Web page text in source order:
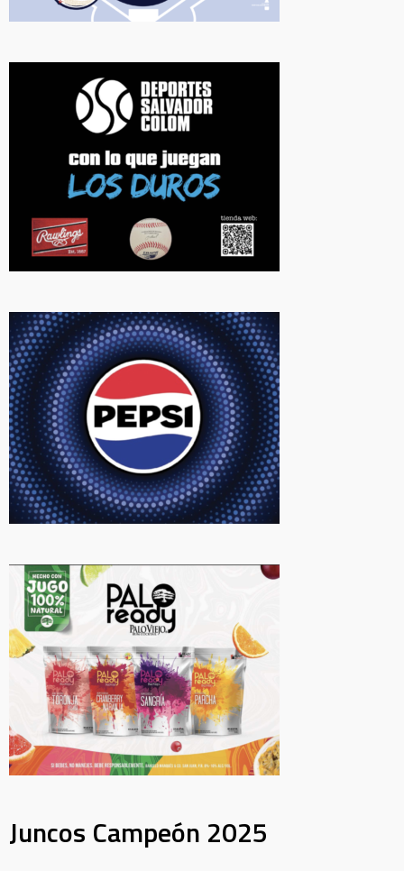
Juncos Campeón 2025